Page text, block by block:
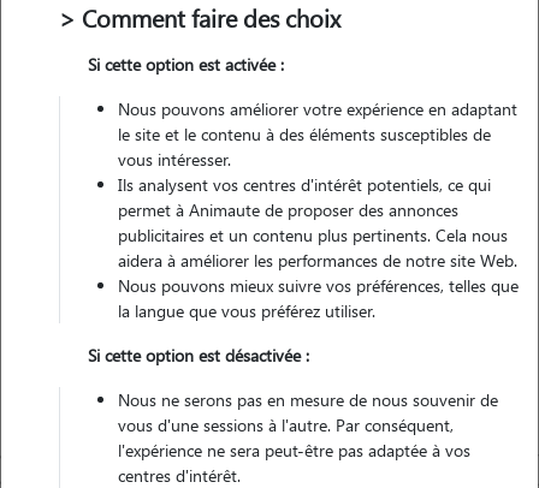
Véhiculé
Contacter
L'envoi d'une demande est sans engagement
> Comment faire des choix
Si cette option est activée :
Nous pouvons améliorer votre expérience en adaptant
le site et le contenu à des éléments susceptibles de
vous intéresser.
Ils analysent vos centres d'intérêt potentiels, ce qui
permet à Animaute de proposer des annonces
publicitaires et un contenu plus pertinents. Cela nous
aidera à améliorer les performances de notre site Web.
Nous pouvons mieux suivre vos préférences, telles que
la langue que vous préférez utiliser.
Si cette option est désactivée :
Nous ne serons pas en mesure de nous souvenir de
vous d'une sessions à l'autre. Par conséquent,
l'expérience ne sera peut-être pas adaptée à vos
centres d'intérêt.